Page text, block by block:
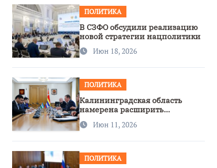
ПОЛИТИКА
В СЗФО обсудили реализацию
новой стратегии нацполитики
Июн 18, 2026
ПОЛИТИКА
Калининградская область
намерена расширить
сотрудничество с Узбекистаном
Июн 11, 2026
ПОЛИТИКА